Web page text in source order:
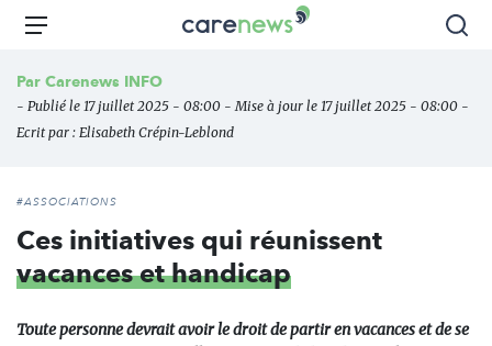
Aller
principal
Carenews,
des
acteurs
Menu
Par Carenews INFO
- Publié le 17 juillet 2025 - 08:00 - Mise à jour le 17 juillet 2025 - 08:00 -
Ecrit par : Elisabeth Crépin-Leblond
#ASSOCIATIONS
Ces initiatives qui réunissent
vacances et handicap
Toute personne devrait avoir le droit de partir en vacances et de se